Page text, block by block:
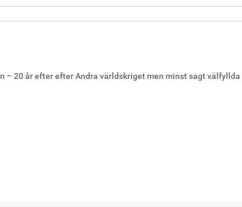
– 20 år efter efter Andra världskriget men minst sagt